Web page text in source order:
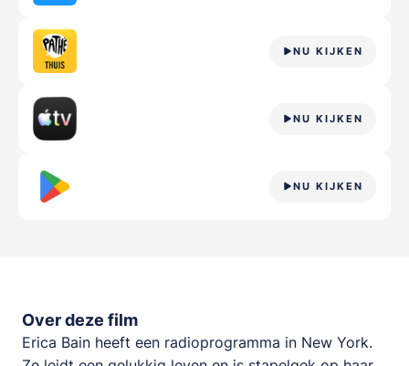
NU KIJKEN
NU KIJKEN
NU KIJKEN
Over deze film
Erica Bain heeft een radioprogramma in New York.